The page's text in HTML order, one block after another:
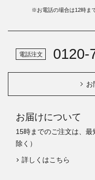
※お電話の場合は12時ま
電話注文 0120-
お
お届けについて
15時までのご注文は、
除く）
詳しくはこちら